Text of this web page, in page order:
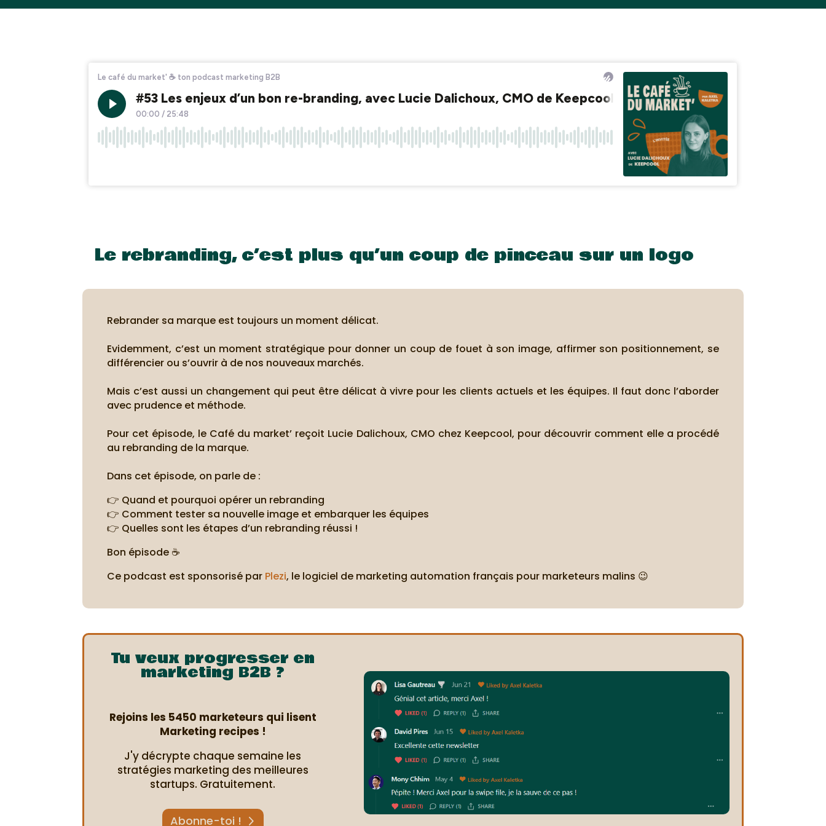
Le rebranding, c’est plus qu’un coup de pinceau sur un logo
Rebrander sa marque est toujours un moment délicat.
Evidemment, c’est un moment stratégique pour donner un coup de fouet à son image, affirmer son positionnement, se
différencier ou s’ouvrir à de nos nouveaux marchés.
Mais c’est aussi un changement qui peut être délicat à vivre pour les clients actuels et les équipes. Il faut donc l’aborder
avec prudence et méthode.
Pour cet épisode, le Café du market’ reçoit Lucie Dalichoux, CMO chez Keepcool, pour découvrir comment elle a procédé
au rebranding de la marque.
Dans cet épisode, on parle de :
👉 Quand et pourquoi opérer un rebranding
👉 Comment tester sa nouvelle image et embarquer les équipes
👉 Quelles sont les étapes d’un rebranding réussi !
Bon épisode ☕
Ce podcast est sponsorisé par Plezi, le logiciel de marketing automation français pour marketeurs malins 😉
Tu veux progresser en
marketing B2B ?
Rejoins les 5450 marketeurs qui lisent
Marketing recipes !
J'y décrypte chaque semaine les
stratégies marketing des meilleures
startups. Gratuitement.
Abonne-toi !